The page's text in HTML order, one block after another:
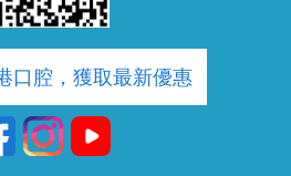
口腔，獲取最新優惠